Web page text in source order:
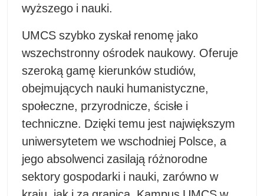
wyższego i nauki.
UMCS szybko zyskał renomę jako
wszechstronny ośrodek naukowy. Oferuje
szeroką gamę kierunków studiów,
obejmujących nauki humanistyczne,
społeczne, przyrodnicze, ścisłe i
techniczne. Dzięki temu jest największym
uniwersytetem we wschodniej Polsce, a
jego absolwenci zasilają różnorodne
sektory gospodarki i nauki, zarówno w